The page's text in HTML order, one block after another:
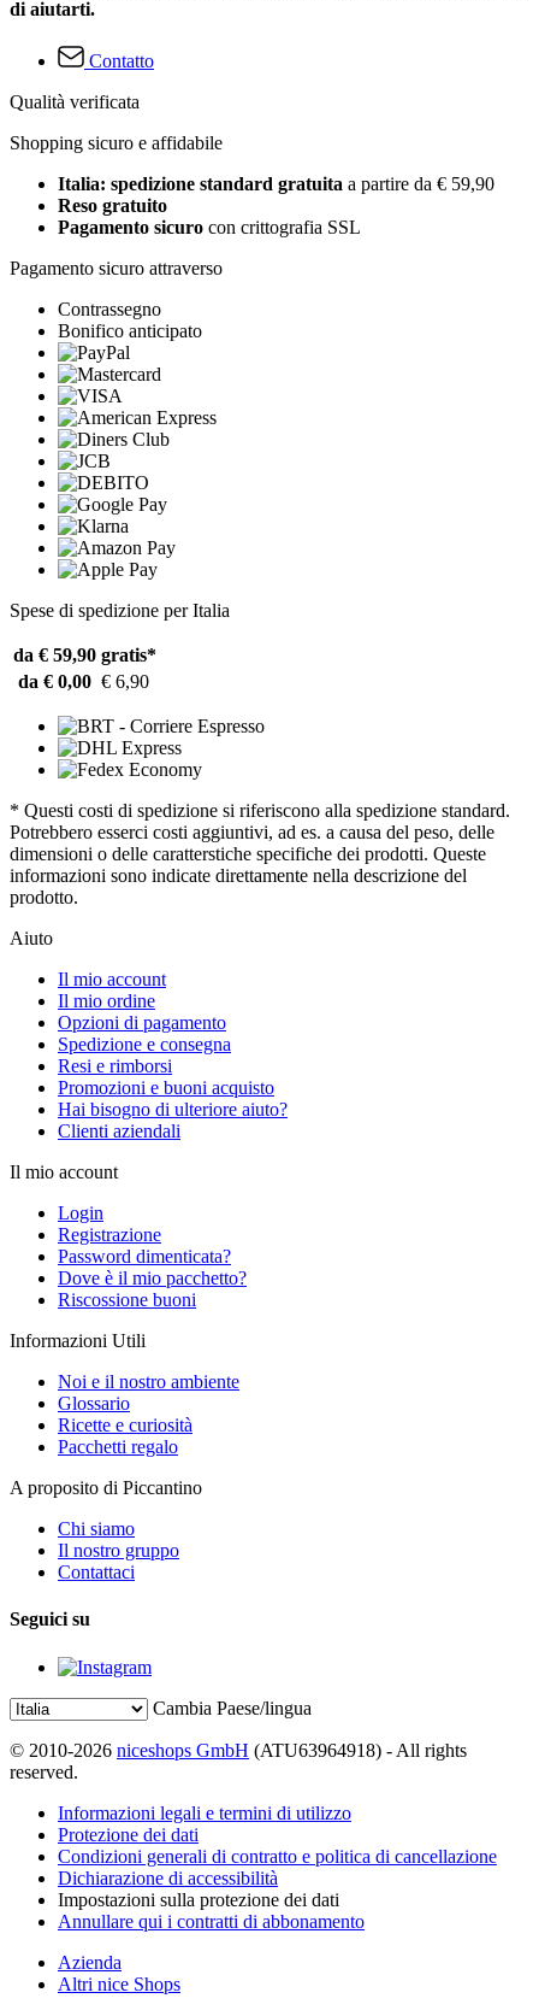
di aiutarti.
Contatto
Qualità verificata
Shopping sicuro e affidabile
Italia: spedizione standard gratuita a partire da € 59,90
Reso gratuito
Pagamento sicuro con crittografia SSL
Pagamento sicuro attraverso
Contrassegno
Bonifico anticipato
Spese di spedizione per Italia
da € 59,90 gratis*
da € 0,00 € 6,90
* Questi costi di spedizione si riferiscono alla spedizione standard.
Potrebbero esserci costi aggiuntivi, ad es. a causa del peso, delle
dimensioni o delle caratterstiche specifiche dei prodotti. Queste
informazioni sono indicate direttamente nella descrizione del
prodotto.
Aiuto
Il mio account
Il mio ordine
Opzioni di pagamento
Spedizione e consegna
Resi e rimborsi
Promozioni e buoni acquisto
Hai bisogno di ulteriore aiuto?
Clienti aziendali
Il mio account
Login
Registrazione
Password dimenticata?
Dove è il mio pacchetto?
Riscossione buoni
Informazioni Utili
Noi e il nostro ambiente
Glossario
Ricette e curiosità
Pacchetti regalo
A proposito di Piccantino
Chi siamo
Il nostro gruppo
Contattaci
Seguici su
Cambia Paese/lingua
© 2010-2026 niceshops GmbH (ATU63964918) - All rights
reserved.
Informazioni legali e termini di utilizzo
Protezione dei dati
Condizioni generali di contratto e politica di cancellazione
Dichiarazione di accessibilità
Impostazioni sulla protezione dei dati
Annullare qui i contratti di abbonamento
Azienda
Altri nice Shops